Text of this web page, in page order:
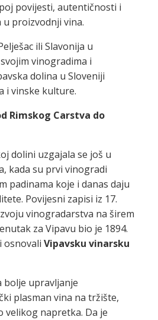
povijesti, autentičnosti i
proizvodnji vina.
ili Slavonija u
vinogradima i
dolina u Sloveniji
i vinske kulture.
Rimskog Carstva do
dolini uzgajala se još u
kada su prvi vinogradi
padinama koje i danas daju
Povijesni zapisi iz 17.
vinogradarstva na širem
za Vipavu bio je 1894.
osnovali Vipavsku vinarsku
bolje upravljanje
plasman vina na tržište,
velikog napretka. Da je